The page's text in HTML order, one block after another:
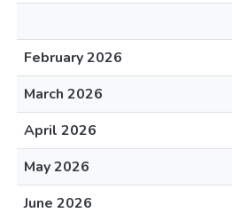
February 2026
March 2026
April 2026
May 2026
June 2026